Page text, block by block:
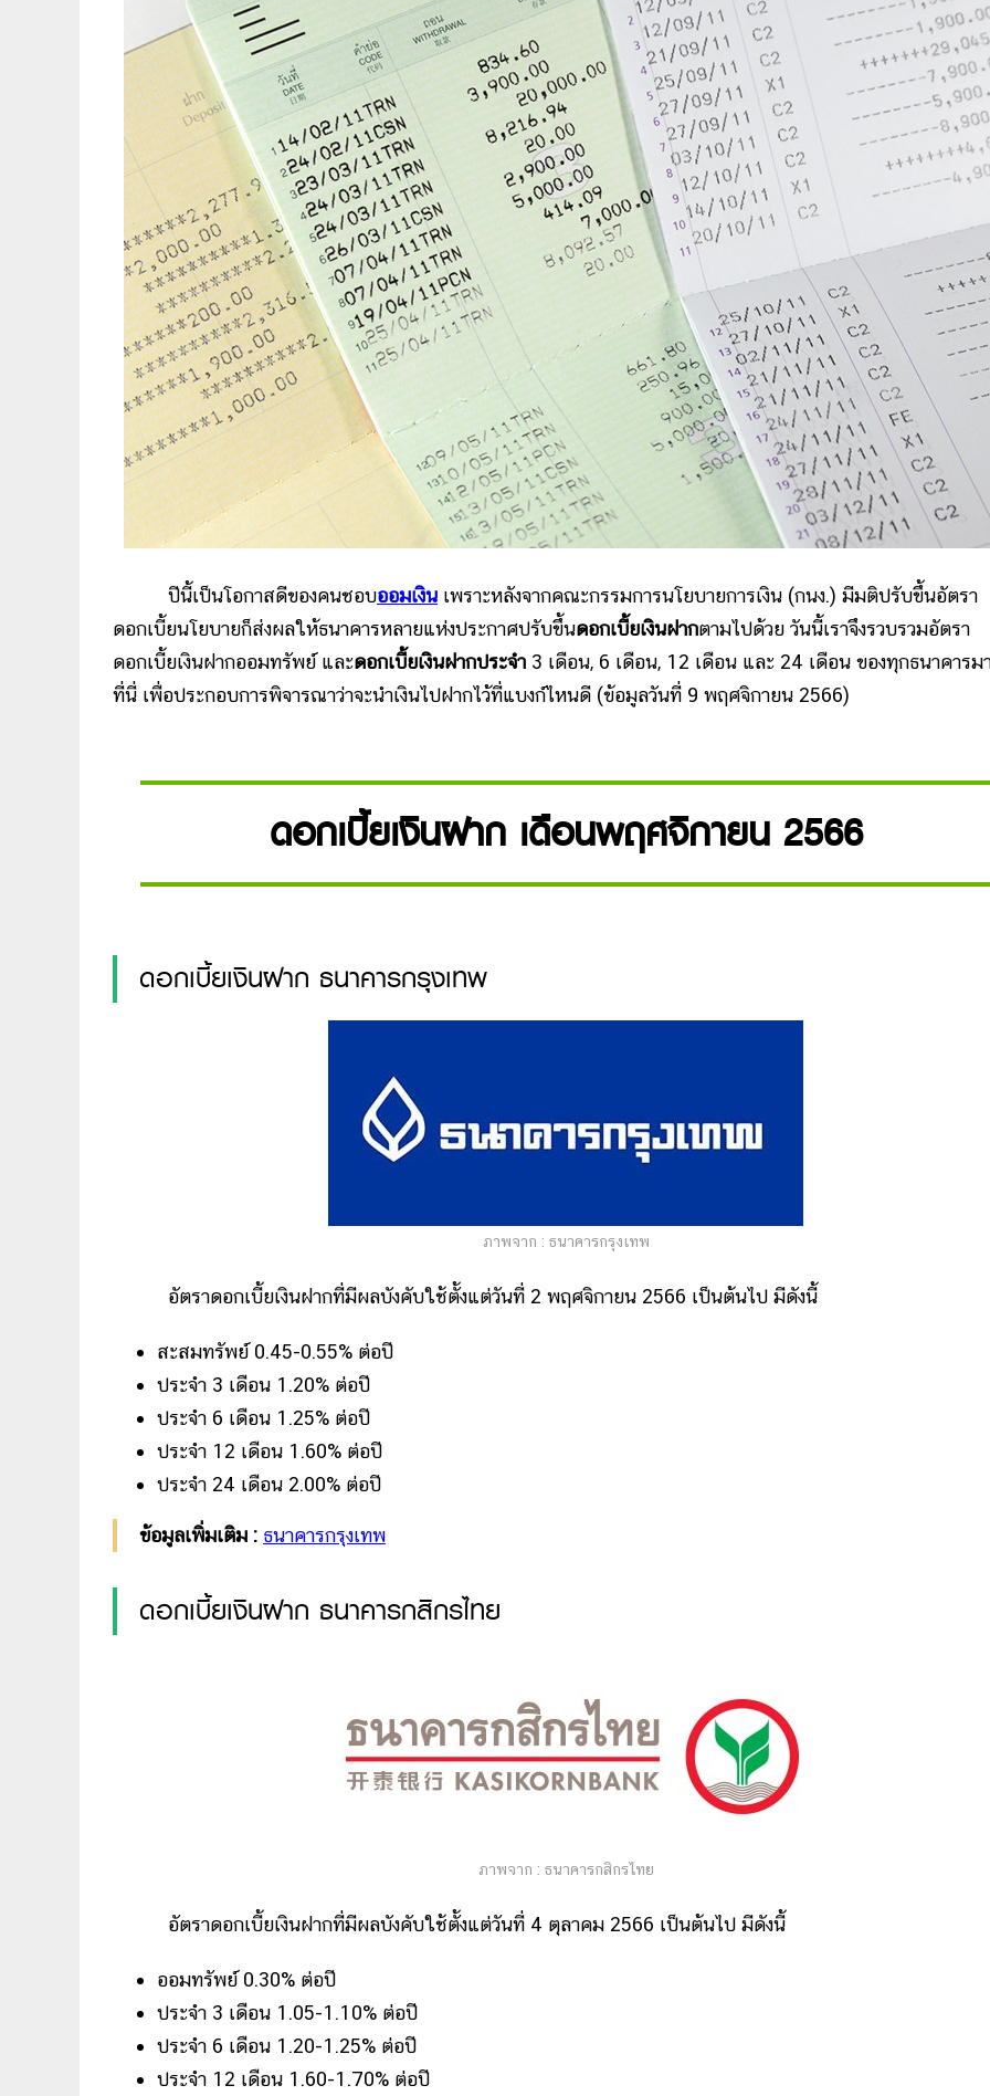
ปีนี้เป็นโอกาสดีของคนชอบออมเงิน เพราะหลังจากคณะกรรมการนโยบายการเงิน (กนง.) มีมติปรับขึ้นอัตรา
ดอกเบี้ยนโยบายก็ส่งผลให้ธนาคารหลายแห่งประกาศปรับขึ้นดอกเบี้ยเงินฝากตามไปด้วย วันนี้เราจึงรวบรวมอัตรา
ดอกเบี้ยเงินฝากออมทรัพย์ และดอกเบี้ยเงินฝากประจำ 3 เดือน, 6 เดือน, 12 เดือน และ 24 เดือน ของทุกธนาคารม
ที่นี่ เพื่อประกอบการพิจารณาว่าจะนำเงินไปฝากไว้ที่แบงก์ไหนดี (ข้อมูลวันที่ 9 พฤศจิกายน 2566)
ดอกเบี้ยเงินฝาก เดือนพฤศจิกายน 2566
ดอกเบี้ยเงินฝาก ธนาคารกรุงเทพ
ภาพจาก : ธนาคารกรุงเทพ
อัตราดอกเบี้ยเงินฝากที่มีผลบังคับใช้ตั้งแต่วันที่ 2 พฤศจิกายน 2566 เป็นต้นไป มีดังนี้
สะสมทรัพย์ 0.45-0.55% ต่อปี
ประจำ 3 เดือน 1.20% ต่อปี
ประจำ 6 เดือน 1.25% ต่อปี
ประจำ 12 เดือน 1.60% ต่อปี
ประจำ 24 เดือน 2.00% ต่อปี
ข้อมูลเพิ่มเติม : ธนาคารกรุงเทพ
ดอกเบี้ยเงินฝาก ธนาคารกสิกรไทย
ภาพจาก : ธนาคารกสิกรไทย
อัตราดอกเบี้ยเงินฝากที่มีผลบังคับใช้ตั้งแต่วันที่ 4 ตุลาคม 2566 เป็นต้นไป มีดังนี้
ออมทรัพย์ 0.30% ต่อปี
ประจำ 3 เดือน 1.05-1.10% ต่อปี
ประจำ 6 เดือน 1.20-1.25% ต่อปี
ประจำ 12 เดือน 1.60-1.70% ต่อปี